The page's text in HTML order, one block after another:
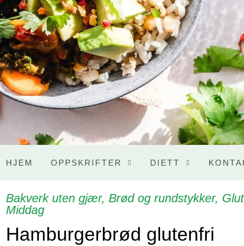
HJEM OPPSKRIFTER DIETT
Bakverk uten gjær, Brød og rundstykker,
Middag
Hamburgerbrød glutenfri